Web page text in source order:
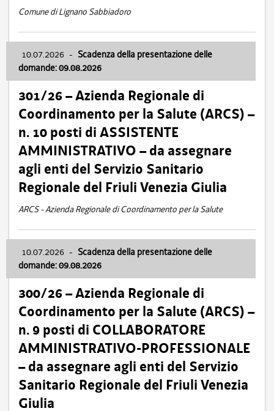
Comune di Lignano Sabbiadoro
10.07.2026 - Scadenza della presentazione delle
domande: 09.08.2026
301/26 – Azienda Regionale di
Coordinamento per la Salute (ARCS) –
n. 10 posti di ASSISTENTE
AMMINISTRATIVO – da assegnare
agli enti del Servizio Sanitario
Regionale del Friuli Venezia Giulia
ARCS - Azienda Regionale di Coordinamento per la Salute
10.07.2026 - Scadenza della presentazione delle
domande: 09.08.2026
300/26 – Azienda Regionale di
Coordinamento per la Salute (ARCS) –
n. 9 posti di COLLABORATORE
AMMINISTRATIVO-PROFESSIONALE
– da assegnare agli enti del Servizio
Sanitario Regionale del Friuli Venezia
Giulia